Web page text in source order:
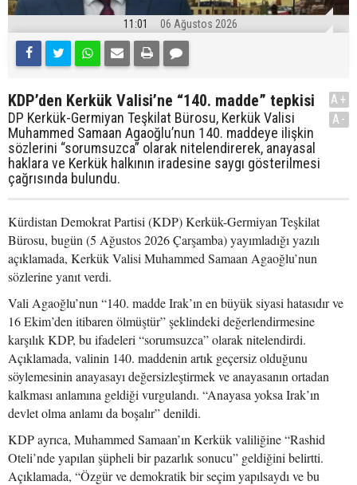
11:01 06 Ağustos 2026
KDP’den Kerkük Valisi’ne “140. madde” tepkisi
DP Kerkük-Germiyan Teşkilat Bürosu, Kerkük Valisi
Muhammed Samaan Agaoğlu’nun 140. maddeye ilişkin
sözlerini “sorumsuzca” olarak nitelendirerek, anayasal
haklara ve Kerkük halkının iradesine saygı gösterilmesi
çağrısında bulundu.
A+
A-
Kürdistan Demokrat Partisi (KDP) Kerkük-Germiyan Teşkilat
Bürosu, bugün (5 Ağustos 2026 Çarşamba) yayımladığı yazılı
açıklamada, Kerkük Valisi Muhammed Samaan Agaoğlu’nun
sözlerine yanıt verdi.
Vali Agaoğlu’nun “140. madde Irak’ın en büyük siyasi hatasıdır ve
16 Ekim’den itibaren ölmüştür” şeklindeki değerlendirmesine
karşılık KDP, bu ifadeleri “sorumsuzca” olarak nitelendirdi.
Açıklamada, valinin 140. maddenin artık geçersiz olduğunu
söylemesinin anayasayı değersizleştirmek ve anayasanın ortadan
kalkması anlamına geldiği vurgulandı. “Anayasa yoksa Irak’ın
devlet olma anlamı da boşalır” denildi.
KDP ayrıca, Muhammed Samaan’ın Kerkük valiliğine “Rashid
Oteli’nde yapılan şüpheli bir pazarlık sonucu” geldiğini belirtti.
Açıklamada, “Özgür ve demokratik bir seçim yapılsaydı ve bu